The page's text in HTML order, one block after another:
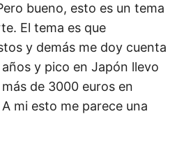
bueno, esto es un tema
El tema es que
y demás me doy cuenta
y pico en Japón llevo
de 3000 euros en
mi esto me parece una